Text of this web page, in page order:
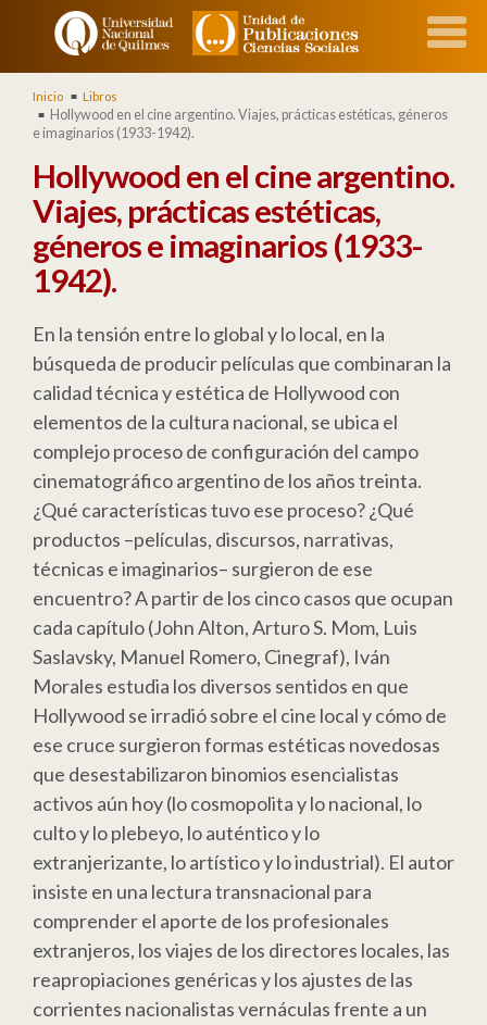
Inicio Libros
Hollywood en el cine argentino. Viajes, prácticas estéticas, géneros
e imaginarios (1933-1942).
Hollywood en el cine argentino.
Viajes, prácticas estéticas,
géneros e imaginarios (1933-
1942).
En la tensión entre lo global y lo local, en la
búsqueda de producir películas que combinaran la
calidad técnica y estética de Hollywood con
elementos de la cultura nacional, se ubica el
complejo proceso de configuración del campo
cinematográfico argentino de los años treinta.
¿Qué características tuvo ese proceso? ¿Qué
productos –películas, discursos, narrativas,
técnicas e imaginarios– surgieron de ese
encuentro? A partir de los cinco casos que ocupan
cada capítulo (John Alton, Arturo S. Mom, Luis
Saslavsky, Manuel Romero, Cinegraf), Iván
Morales estudia los diversos sentidos en que
Hollywood se irradió sobre el cine local y cómo de
ese cruce surgieron formas estéticas novedosas
que desestabilizaron binomios esencialistas
activos aún hoy (lo cosmopolita y lo nacional, lo
culto y lo plebeyo, lo auténtico y lo
extranjerizante, lo artístico y lo industrial). El autor
insiste en una lectura transnacional para
comprender el aporte de los profesionales
extranjeros, los viajes de los directores locales, las
reapropiaciones genéricas y los ajustes de las
corrientes nacionalistas vernáculas frente a un